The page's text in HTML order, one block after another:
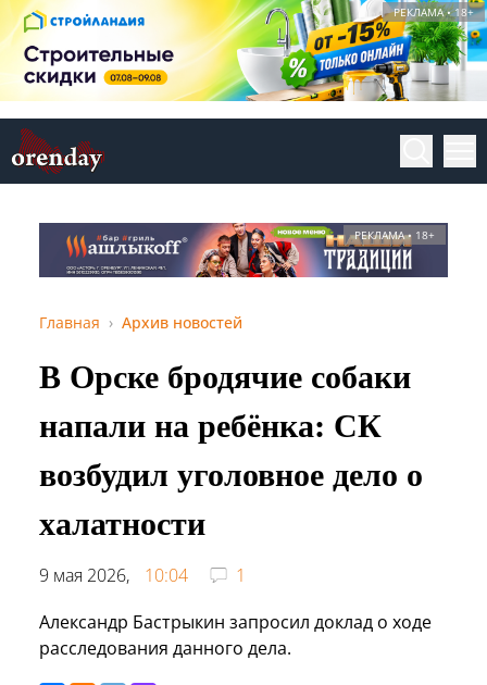
РЕКЛАМА • 18+
РЕКЛАМА • 18+
Главная Архив новостей
В Орске бродячие собаки
напали на ребёнка: СК
возбудил уголовное дело о
халатности
9 мая 2026, 10:04
1
Александр Бастрыкин запросил доклад о ходе
расследования данного дела.